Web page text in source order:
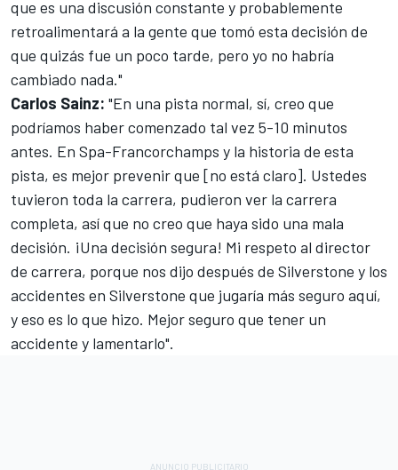
que es una discusión constante y probablemente
retroalimentará a la gente que tomó esta decisión de
que quizás fue un poco tarde, pero yo no habría
cambiado nada."
Carlos Sainz: "En una pista normal, sí, creo que
podríamos haber comenzado tal vez 5-10 minutos
antes. En Spa-Francorchamps y la historia de esta
pista, es mejor prevenir que [no está claro]. Ustedes
tuvieron toda la carrera, pudieron ver la carrera
completa, así que no creo que haya sido una mala
decisión. ¡Una decisión segura! Mi respeto al director
de carrera, porque nos dijo después de Silverstone y los
accidentes en Silverstone que jugaría más seguro aquí,
y eso es lo que hizo. Mejor seguro que tener un
accidente y lamentarlo".